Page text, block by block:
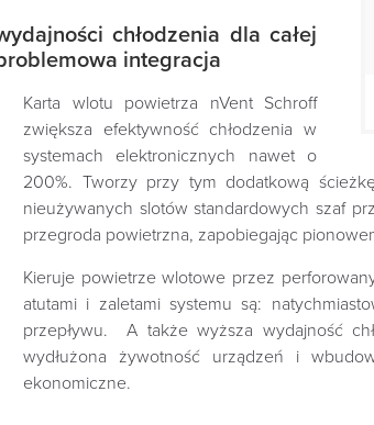
chłodzenia dla całej
integracja
Karta wlotu powietrza nVent Schroff
zwiększa efektywność chłodzenia w
systemach elektronicznych nawet o
200%. Tworzy przy tym dodatkową
nieużywanych slotów standardowych szaf
przegroda powietrzna, zapobiegając
Kieruje powietrze wlotowe przez
atutami i zaletami systemu są:
przepływu. A także wyższa wydajność
wydłużona żywotność urządzeń i
ekonomiczne.